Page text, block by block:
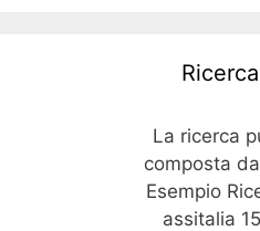
La ricerca
composta
Esempio
assitalia